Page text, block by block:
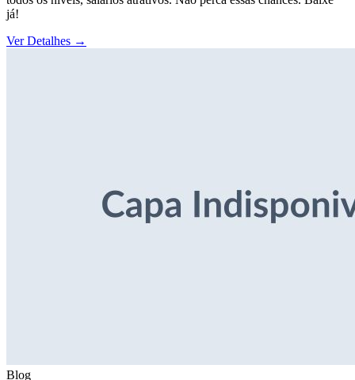
já!
Ver Detalhes →
Blog